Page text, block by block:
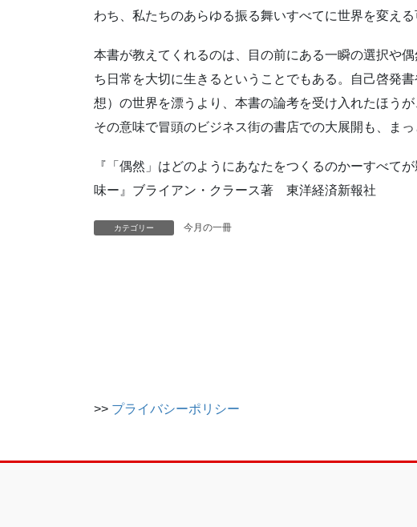
わち、私たちのあらゆる振る舞いすべてに世界を変え
本書が教えてくれるのは、目の前にある一瞬の選択や
ち日常を大切に生きるということでもある。自己啓発
想）の世界を漂うより、本書の論考を受け入れたほう
その意味で冒頭のビジネス街の書店での大展開も、ま
『「偶然」はどのようにあなたをつくるのかーすべて
味ー』ブライアン・クラース著 東洋経済新報社
カテゴリー 今月の一冊
>> プライバシーポリシー